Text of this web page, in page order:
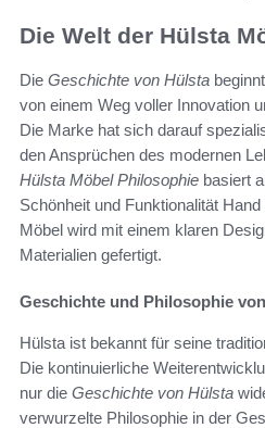
Die Welt der Hülsta
Die Geschichte von Hülsta
von einem Weg voller Innovation
Die Marke hat sich darauf
den Ansprüchen des modernen
Hülsta Möbel Philosophie basiert
Schönheit und Funktionalität
Möbel wird mit einem klaren
Materialien gefertigt.
Geschichte und Philosophie
Hülsta ist bekannt für seine
Die kontinuierliche
nur die Geschichte von Hülsta
verwurzelte Philosophie in der